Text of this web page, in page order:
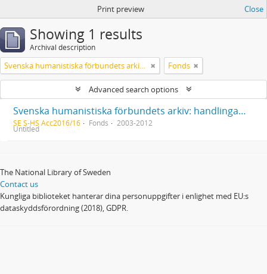
Print preview Close
Showing 1 results
Archival description
Svenska humanistiska förbundets arkiv: handlingar 2003-2012 Fonds
Advanced search options
Svenska humanistiska förbundets arkiv: handlingar 2003-2012
SE S-HS Acc2016/16 Fonds 2003-2012
Untitled
The National Library of Sweden
Contact us
Kungliga biblioteket hanterar dina personuppgifter i enlighet med EU:s
dataskyddsförordning (2018), GDPR.